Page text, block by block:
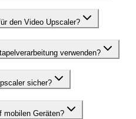
den Video Upscaler?
verwenden?
sicher?
mobilen Geräten?